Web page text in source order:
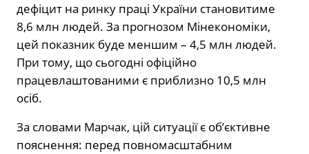
дефіцит на ринку праці України становитиме
8,6 млн людей. За прогнозом Мінекономіки,
цей показник буде меншим – 4,5 млн людей.
При тому, що сьогодні офіційно
працевлаштованими є приблизно 10,5 млн
осіб.
За словами Марчак, цій ситуації є об’єктивне
пояснення: перед повномасштабним